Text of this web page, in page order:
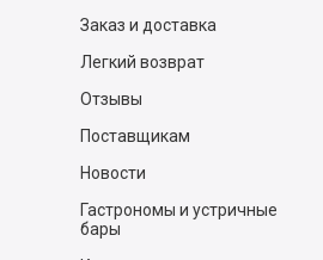
Заказ и доставка
Легкий возврат
Отзывы
Поставщикам
Новости
Гастрономы и устричные
бары